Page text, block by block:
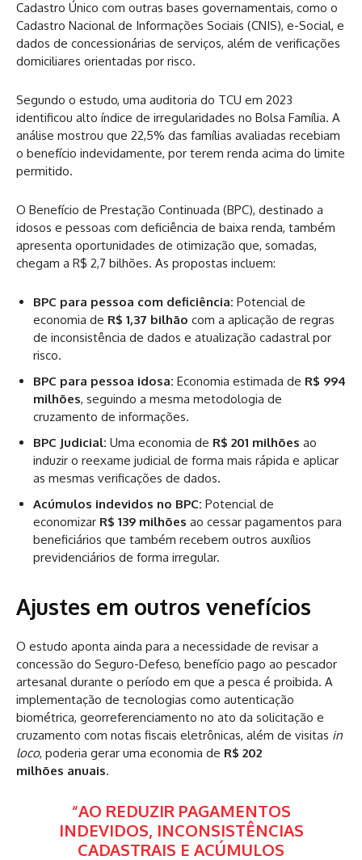
Cadastro Único com outras bases governamentais, como o
Cadastro Nacional de Informações Sociais (CNIS), e-Social, e
dados de concessionárias de serviços, além de verificações
domiciliares orientadas por risco.
Segundo o estudo, uma auditoria do TCU em 2023
identificou alto índice de irregularidades no Bolsa Família. A
análise mostrou que 22,5% das famílias avaliadas recebiam
o benefício indevidamente, por terem renda acima do limite
permitido.
O Benefício de Prestação Continuada (BPC), destinado a
idosos e pessoas com deficiência de baixa renda, também
apresenta oportunidades de otimização que, somadas,
chegam a R$ 2,7 bilhões. As propostas incluem:
BPC para pessoa com deficiência: Potencial de
economia de R$ 1,37 bilhão com a aplicação de regras
de inconsistência de dados e atualização cadastral por
risco.
BPC para pessoa idosa: Economia estimada de R$ 994
milhões, seguindo a mesma metodologia de
cruzamento de informações.
BPC Judicial: Uma economia de R$ 201 milhões ao
induzir o reexame judicial de forma mais rápida e aplicar
as mesmas verificações de dados.
Acúmulos indevidos no BPC: Potencial de
economizar R$ 139 milhões ao cessar pagamentos para
beneficiários que também recebem outros auxílios
previdenciários de forma irregular.
Ajustes em outros venefícios
O estudo aponta ainda para a necessidade de revisar a
concessão do Seguro-Defeso, benefício pago ao pescador
artesanal durante o período em que a pesca é proibida. A
implementação de tecnologias como autenticação
biométrica, georreferenciamento no ato da solicitação e
cruzamento com notas fiscais eletrônicas, além de visitas in
loco, poderia gerar uma economia de R$ 202
milhões anuais.
“AO REDUZIR PAGAMENTOS
INDEVIDOS, INCONSISTÊNCIAS
CADASTRAIS E ACÚMULOS